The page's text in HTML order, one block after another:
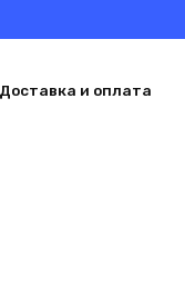
Доставка и оплата